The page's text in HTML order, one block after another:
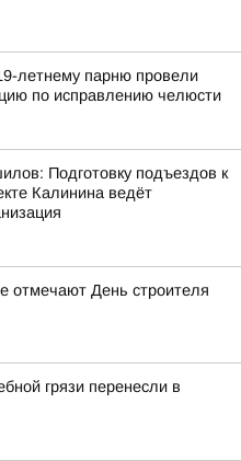
летнему парню провели
по исправлению челюсти
Подготовку подъездов к
Калинина ведёт
отмечают День строителя
грязи перенесли в